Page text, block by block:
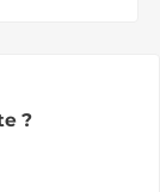
?